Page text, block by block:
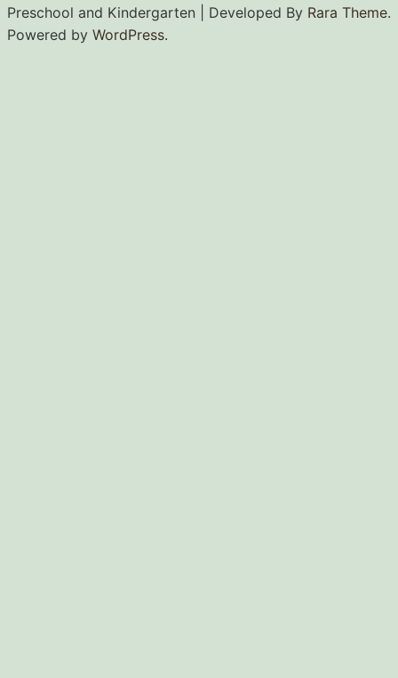
Preschool and Kindergarten | Developed By Rara Theme.
Powered by WordPress.